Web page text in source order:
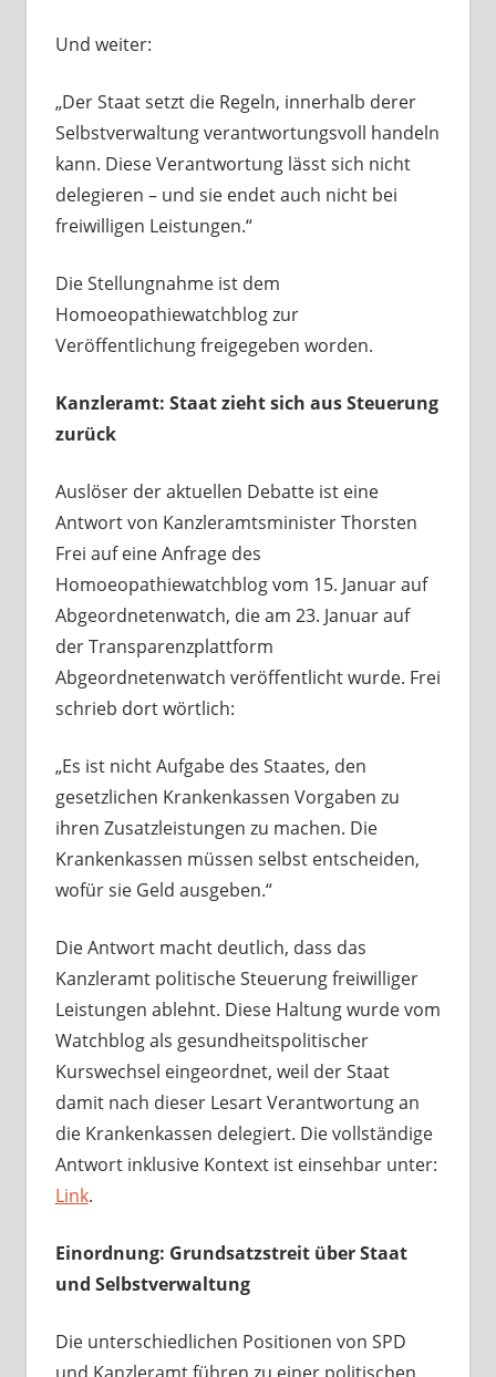
Und weiter:
„Der Staat setzt die Regeln, innerhalb derer
Selbstverwaltung verantwortungsvoll handeln
kann. Diese Verantwortung lässt sich nicht
delegieren – und sie endet auch nicht bei
freiwilligen Leistungen.“
Die Stellungnahme ist dem
Homoeopathiewatchblog zur
Veröffentlichung freigegeben worden.
Kanzleramt: Staat zieht sich aus Steuerung
zurück
Auslöser der aktuellen Debatte ist eine
Antwort von Kanzleramtsminister Thorsten
Frei auf eine Anfrage des
Homoeopathiewatchblog vom 15. Januar auf
Abgeordnetenwatch, die am 23. Januar auf
der Transparenzplattform
Abgeordnetenwatch veröffentlicht wurde. Frei
schrieb dort wörtlich:
„Es ist nicht Aufgabe des Staates, den
gesetzlichen Krankenkassen Vorgaben zu
ihren Zusatzleistungen zu machen. Die
Krankenkassen müssen selbst entscheiden,
wofür sie Geld ausgeben.“
Die Antwort macht deutlich, dass das
Kanzleramt politische Steuerung freiwilliger
Leistungen ablehnt. Diese Haltung wurde vom
Watchblog als gesundheitspolitischer
Kurswechsel eingeordnet, weil der Staat
damit nach dieser Lesart Verantwortung an
die Krankenkassen delegiert. Die vollständige
Antwort inklusive Kontext ist einsehbar unter:
Link.
Einordnung: Grundsatzstreit über Staat
und Selbstverwaltung
Die unterschiedlichen Positionen von SPD